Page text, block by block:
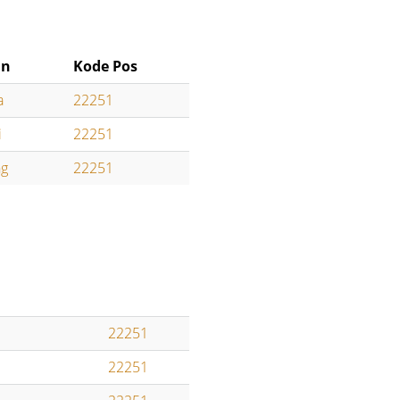
Kode Pos
22251
22251
22251
22251
22251